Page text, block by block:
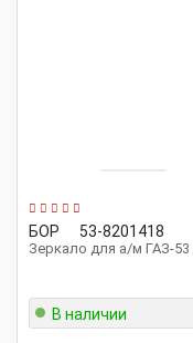
БОР 53-8201418
Зеркало для а/м ГАЗ-
В наличии